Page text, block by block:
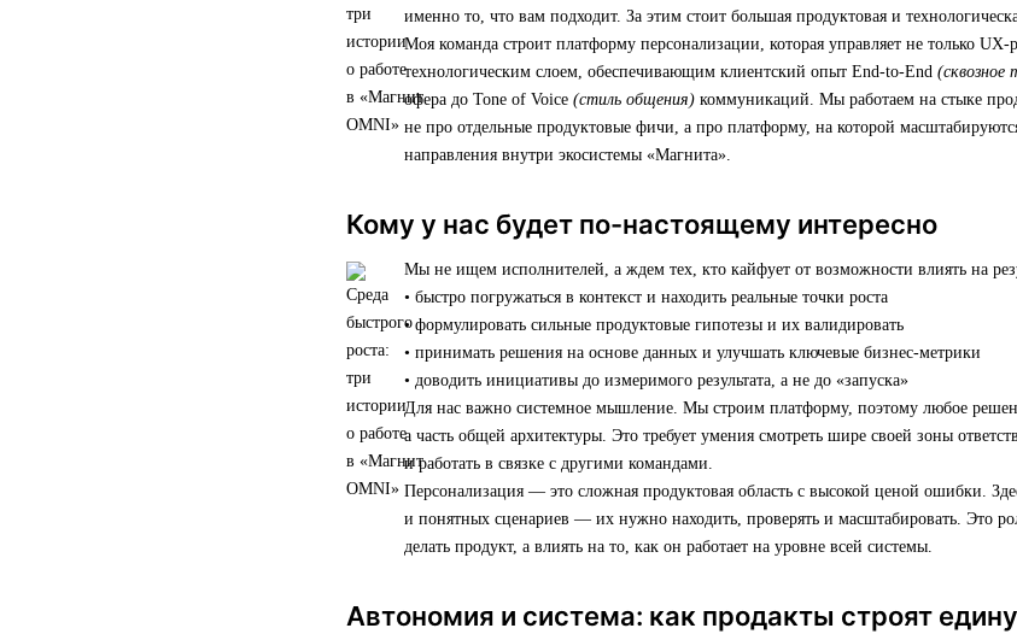
именно то, что вам подходит. За этим стоит большая продуктовая и
Моя команда строит платформу персонализации, которая управляет не только
технологическим слоем, обеспечивающим клиентский опыт End-to-End (сквозное
офера до Tone of Voice (стиль общения) коммуникаций. Мы работаем на стыке
не про отдельные продуктовые фичи, а про платформу, на которой
направления внутри экосистемы «Магнита».
Кому у нас будет по-настоящему интересно
Мы не ищем исполнителей, а ждем тех, кто кайфует от возможности влиять на
• быстро погружаться в контекст и находить реальные точки роста
• формулировать сильные продуктовые гипотезы и их валидировать
• принимать решения на основе данных и улучшать ключевые бизнес-метрики
• доводить инициативы до измеримого результата, а не до «запуска»
Для нас важно системное мышление. Мы строим платформу, поэтому любое
а часть общей архитектуры. Это требует умения смотреть шире своей зоны
и работать в связке с другими командами.
Персонализация — это сложная продуктовая область с высокой ценой ошибки.
и понятных сценариев — их нужно находить, проверять и масштабировать. Это
делать продукт, а влиять на то, как он работает на уровне всей системы.
Автономия и система: как продакты строят